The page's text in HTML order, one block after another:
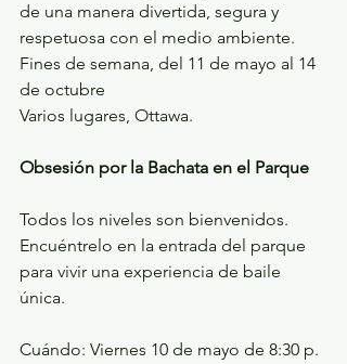
de una manera divertida, segura y
respetuosa con el medio ambiente.
Fines de semana, del 11 de mayo al 14
de octubre
Varios lugares, Ottawa.
Obsesión por la Bachata en el Parque
Todos los niveles son bienvenidos.
Encuéntrelo en la entrada del parque
para vivir una experiencia de baile
única.
Cuándo: Viernes 10 de mayo de 8:30 p.